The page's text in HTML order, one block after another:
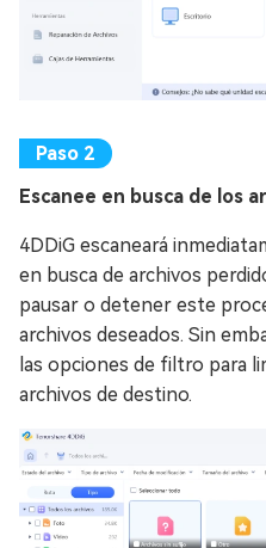
Escanee en busca de los
4DDiG escaneará
en busca de archivos
pausar o detener este
archivos deseados. Sin
las opciones de filtro para
archivos de destino.